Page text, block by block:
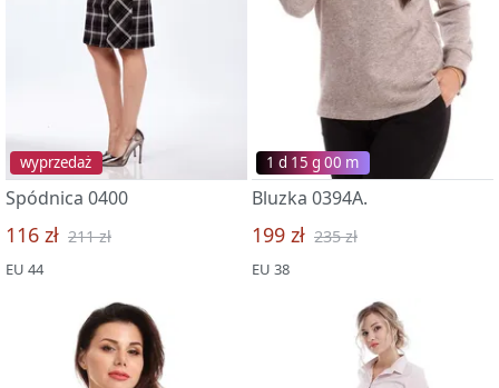
wyprzedaż
Spódnica 0400
116 zł 211 zł
EU 44
1 d 15 g 00 m
Bluzka 0394A.
199 zł 235 zł
EU 38